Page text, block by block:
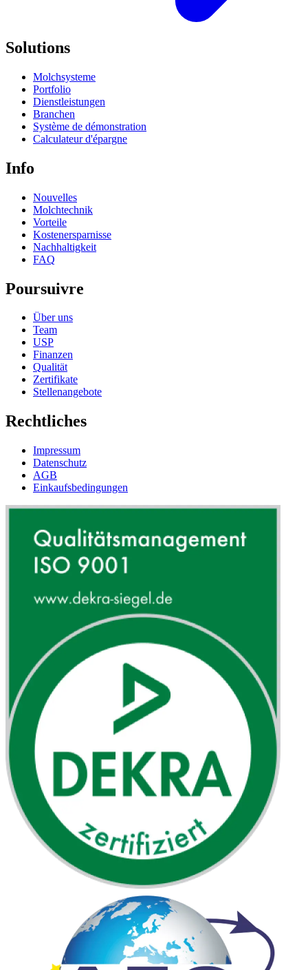
Solutions
Molchsysteme
Portfolio
Dienstleistungen
Branchen
Système de démonstration
Calculateur d'épargne
Info
Nouvelles
Molchtechnik
Vorteile
Kostenersparnisse
Nachhaltigkeit
FAQ
Poursuivre
Über uns
Team
USP
Finanzen
Qualität
Zertifikate
Stellenangebote
Rechtliches
Impressum
Datenschutz
AGB
Einkaufsbedingungen